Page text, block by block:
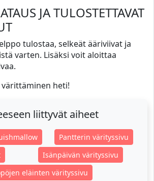
JA TULOSTETTAVAT
tulostaa, selkeät ääriviivat ja
varten. Lisäksi voit aloittaa
heti!
liittyvät aiheet
Pantterin värityssivu
Isänpäivän värityssivu
eläinten värityssivu